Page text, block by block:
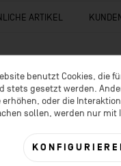
ARTIKEL
benutzt Cookies, die
stets gesetzt werden.
erhöhen, oder die
sollen, werden nur mit